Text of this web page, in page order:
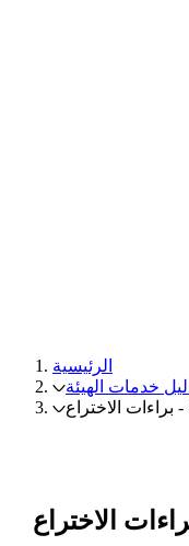
الرئيسية
خدمات الهيئة
الاختراع
الاختراع